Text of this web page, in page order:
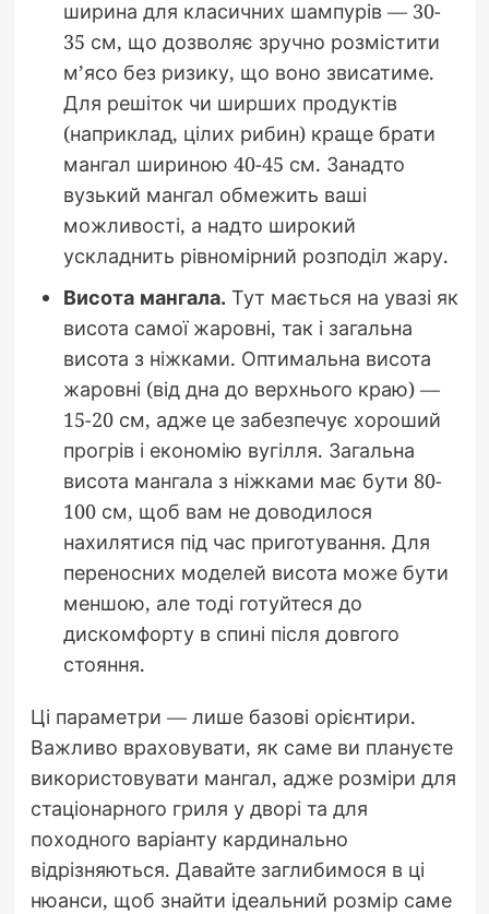
ширина для класичних шампурів — 30-
35 см, що дозволяє зручно розмістити
м’ясо без ризику, що воно звисатиме.
Для решіток чи ширших продуктів
(наприклад, цілих рибин) краще брати
мангал шириною 40-45 см. Занадто
вузький мангал обмежить ваші
можливості, а надто широкий
ускладнить рівномірний розподіл жару.
Висота мангала. Тут мається на увазі як
висота самої жаровні, так і загальна
висота з ніжками. Оптимальна висота
жаровні (від дна до верхнього краю) —
15-20 см, адже це забезпечує хороший
прогрів і економію вугілля. Загальна
висота мангала з ніжками має бути 80-
100 см, щоб вам не доводилося
нахилятися під час приготування. Для
переносних моделей висота може бути
меншою, але тоді готуйтеся до
дискомфорту в спині після довгого
стояння.
Ці параметри — лише базові орієнтири.
Важливо враховувати, як саме ви плануєте
використовувати мангал, адже розміри для
стаціонарного гриля у дворі та для
походного варіанту кардинально
відрізняються. Давайте заглибимося в ці
нюанси, щоб знайти ідеальний розмір саме